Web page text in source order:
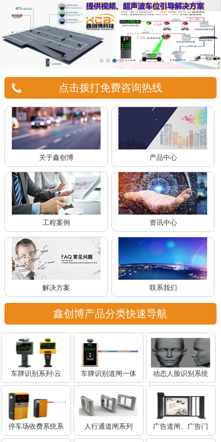
点击拨打免费咨询热线
关于鑫创博 产品中心
工程案例 资讯中心
解决方案 联系我们
鑫创博产品分类快速导航
车牌识别系列\云 车牌识别道闸一体 动态人脸识别系统
停车场收费系统系 人行通道闸系列 广告道闸、广告门